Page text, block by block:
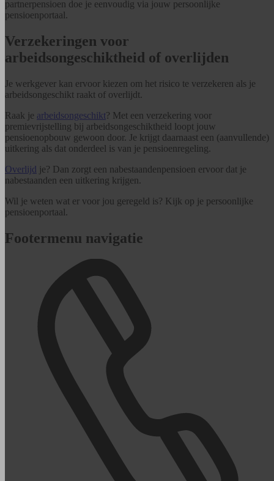
partnerpensioen doe je eenvoudig via jouw persoonlijke
pensioenportaal.
Verzekeringen voor
arbeidsongeschiktheid of overlijden
Je werkgever kan ervoor kiezen om het risico te verzekeren als je
arbeidsongeschikt raakt of overlijdt.
Raak je arbeidsongeschikt? Met een verzekering voor
premievrijstelling bij arbeidsongeschiktheid loopt jouw
pensioenopbouw gewoon door. Je krijgt daarnaast een (aanvullende)
uitkering als dat onderdeel is van je pensioenregeling.
Overlijd je? Dan zorgt een nabestaandenpensioen ervoor dat je
nabestaanden een uitkering krijgen.
Wil je weten wat er voor jou geregeld is? Kijk op je persoonlijke
pensioenportaal.
Footermenu navigatie